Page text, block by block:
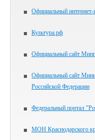
Официальный интернет-
Культура.рф
Официальный сайт
Официальный сайт
Российской Федерации
Федеральный портал
МОН Краснодарского